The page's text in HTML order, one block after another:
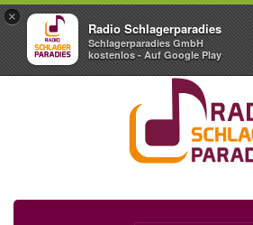
×
Radio Schlagerparadies
Schlagerparadies GmbH
kostenlos - Auf Google Play